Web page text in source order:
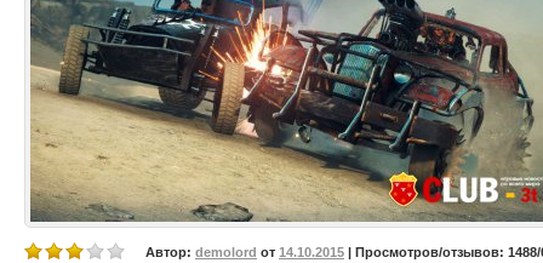
Автор: demolord от 14.10.2015 | Просмотров/отзывов: 1488/